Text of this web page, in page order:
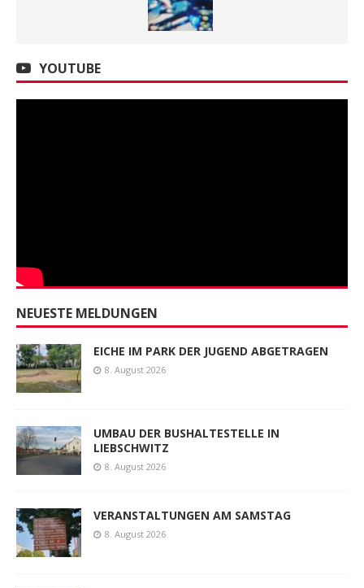
YOUTUBE
NEUESTE MELDUNGEN
EICHE IM PARK DER JUGEND ABGETRAGEN
8. August 2026
UMBAU DER BUSHALTESTELLE IN
LIEBSCHWITZ
8. August 2026
VERANSTALTUNGEN AM SAMSTAG
8. August 2026